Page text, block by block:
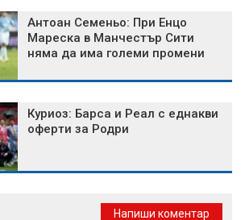
Антоан Семеньо: При Енцо
Мареска в Манчестър Сити
няма да има големи промени
Куриоз: Барса и Реал с еднакви
оферти за Родри
Напиши коментар